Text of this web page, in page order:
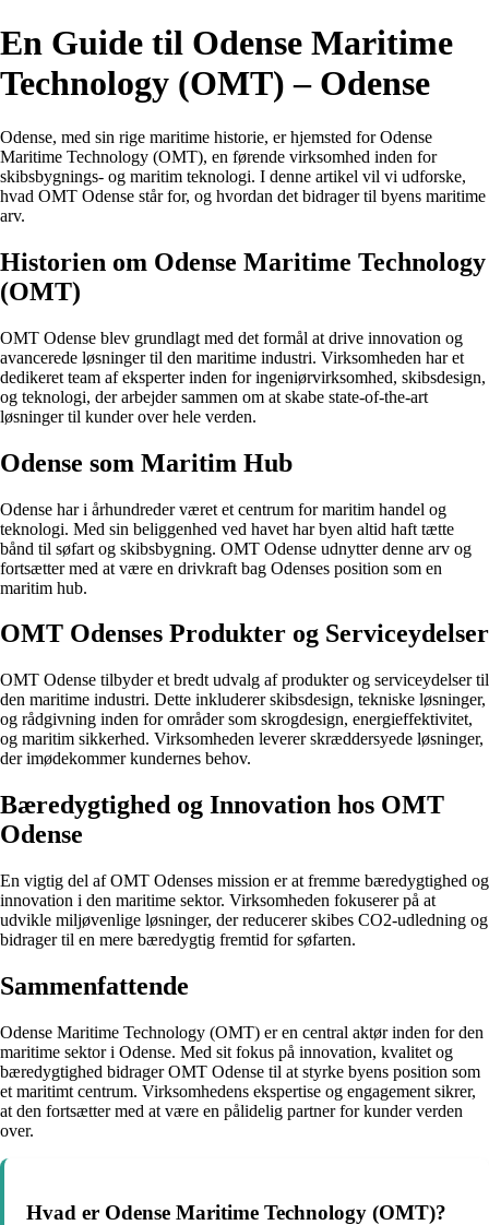
En Guide til Odense Maritime
Technology (OMT) – Odense
Odense, med sin rige maritime historie, er hjemsted for Odense
Maritime Technology (OMT), en førende virksomhed inden for
skibsbygnings- og maritim teknologi. I denne artikel vil vi udforske,
hvad OMT Odense står for, og hvordan det bidrager til byens maritime
arv.
Historien om Odense Maritime Technology
(OMT)
OMT Odense blev grundlagt med det formål at drive innovation og
avancerede løsninger til den maritime industri. Virksomheden har et
dedikeret team af eksperter inden for ingeniørvirksomhed, skibsdesign,
og teknologi, der arbejder sammen om at skabe state-of-the-art
løsninger til kunder over hele verden.
Odense som Maritim Hub
Odense har i århundreder været et centrum for maritim handel og
teknologi. Med sin beliggenhed ved havet har byen altid haft tætte
bånd til søfart og skibsbygning. OMT Odense udnytter denne arv og
fortsætter med at være en drivkraft bag Odenses position som en
maritim hub.
OMT Odenses Produkter og Serviceydelser
OMT Odense tilbyder et bredt udvalg af produkter og serviceydelser til
den maritime industri. Dette inkluderer skibsdesign, tekniske løsninger,
og rådgivning inden for områder som skrogdesign, energieffektivitet,
og maritim sikkerhed. Virksomheden leverer skræddersyede løsninger,
der imødekommer kundernes behov.
Bæredygtighed og Innovation hos OMT
Odense
En vigtig del af OMT Odenses mission er at fremme bæredygtighed og
innovation i den maritime sektor. Virksomheden fokuserer på at
udvikle miljøvenlige løsninger, der reducerer skibes CO2-udledning og
bidrager til en mere bæredygtig fremtid for søfarten.
Sammenfattende
Odense Maritime Technology (OMT) er en central aktør inden for den
maritime sektor i Odense. Med sit fokus på innovation, kvalitet og
bæredygtighed bidrager OMT Odense til at styrke byens position som
et maritimt centrum. Virksomhedens ekspertise og engagement sikrer,
at den fortsætter med at være en pålidelig partner for kunder verden
over.
Hvad er Odense Maritime Technology (OMT)?